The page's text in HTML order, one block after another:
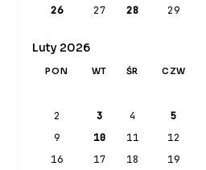
26
27 28 29
Luty 2026
PON WT ŚR CZW
2
3 4 5
9
10 11 12
16
17 18 19